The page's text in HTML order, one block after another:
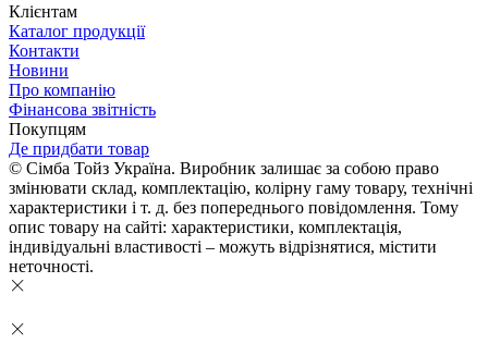
Клієнтам
Каталог продукції
Контакти
Новини
Про компанію
Фінансова звітність
Покупцям
Де придбати товар
© Сімба Тойз Україна. Виробник залишає за собою право
змінювати склад, комплектацію, колірну гаму товару, технічні
характеристики і т. д. без попереднього повідомлення. Тому
опис товару на сайті: характеристики, комплектація,
індивідуальні властивості – можуть відрізнятися, містити
неточності.